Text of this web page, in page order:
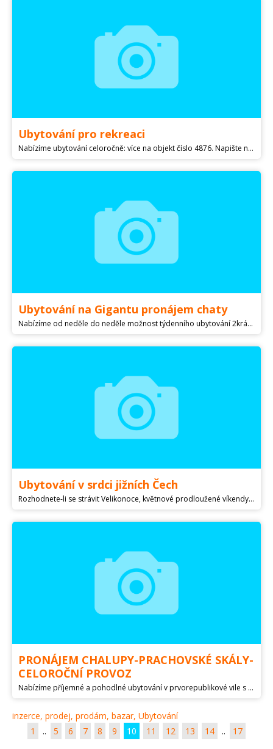
Ubytování pro rekreaci
Nabízíme ubytování celoročně: více na objekt číslo 4876. Napište nám nebo zavolejte!
Ubytování na Gigantu pronájem chaty
Nabízíme od neděle do neděle možnost týdenního ubytování 2krát pro 4osoby na jezeru Gigant, které se nachází v obci Malá Čeperka mezi Hradcem Králové a Pardubicemi. Vybavení :2krát pokoj se 4 mi lůžky každý s vlastním vchodem a koupelnou, WC, letní kuchyní, 2krát lednice, mikrovlnná trouba, SAT, TV, grilem a terasou. K dispozici :oblázková pláž s velkým molem, kanoe na vyjížďky, houpačkou a grilem. Ideální dovolená pro rodiny s dětmi, rybáře apod. Aktivity :koupání, rybaření, houbaření atd. V ceně ubytování jsou započítány lůžkoviny, ručníky, voda, elektřina, plyn, odpady a vybavení kuchyně. Domácí zde bydlí s rodinou trvale (žena a 13 létá dcera) ve vedlejším objektu s vlastním příslušenstvím.(Ani jeden neporušuje soukromí klientů)Domácí mazlíček vítám za poplatek 150 Kč na den. Přímo u objektu je možnost parkování na soukromém pozemku, objekt je celý oplocen včetně již popisované soukromé pláže. Restaurace je vzdálena 50 m od objektu, nákupní centrum 6 km, obchod s potravinami 3 km, vlakové a autobusové 1,5 km, vodní plocha 1,8 ha 0 m, les 0 m. V případě zájmu o rezervaci nutno složit 50 % nevratné zálohy na číslo účtu které vám zdělím po tel. Cena za týden jednoho pokoje činí 10500,-Kč, 375,-Kč osoba/den. V případě zájmu o rezervaci kontaktní osoba Milan : tel. .Cena za pobyt s ubytováním je určena pro 8 osob,případné další návštěvy ubytovaných budou spoplatněny 300,-Kč osoba a den včetně dětí, bez nároku na lůžko.
Ubytování v srdci jižních Čech
Rozhodnete-li se strávit Velikonoce, květnové prodloužené víkendy, dovolenou nebo jenom volný čas v jižních Čechách, nabízíme vám pobyt v Penzionu Rita na rozhraní českobudějovicka a třeboňska. Penzion je umístěn v samém srdci jižních Čech a to 9 km od Českých Budějovic směrem na Třeboň a Jindřichův Hradec. Čekají zde na Vás výlety do okolí, kde využijete cyklostezky nebo v dojezdové vzdálenosti autem do 50 km můžete navštívit několik zámků: Třeboň, Hluboká nad Vlavou + ZOO, Český Krumlov (Medvědí příkop), Jindřichův Hradec (Krýzovy jesličky, expozice gobelínů), Zámek Kratochvíle (nedaleké Holašovice), zhruba 14 km severozápadně od Jindřichova Hradce v nádherné jihočeské krajině se nachází zámek Červená Lhota. Hosté se mohou věnovat houbaření, po dohodě rybaření. Při pobytu (3x noc) máme do 9. 6. 2023 pro Vás připravenou 1x vstupenku do Wellnesscentrum Aqua Viva (Lázně Aurora Třeboň) a 15% sleva do Indické restaurace Tandoor v Českých Budějovicích. Ceny, slevy a rezervaci na ubytování najdete na v ceníku. Nabízíme 5 ubytovacích jednotek (apartmán 1 v přízemí: 1x 4lůžko + přistýlka a přebalovací pult, upravené pro ZTP, apartmán 3: 1x 4lůžko + přistýlka a přebalovací pult, pokoj 5: 1x manželská a jednolůžko + INFRASAUNA, pokoj 2: 3x jednolůžko, pokoj 4: 2x jednolůžko + přistýlka) vybavených vlastní kuchyní i vlastní koupelnu. Možnost parkování motorek v uzavřeném a uzamčeném prostoru.
PRONÁJEM CHALUPY-PRACHOVSKÉ SKÁLY-
CELOROČNÍ PROVOZ
Nabízíme příjemné a pohodlné ubytování v prvorepublikové vile s úžasnou dobovou atmosférou bývalé hájenky v samém srdci Prachovských skal,lokalita Český ráj. VILA PRACHOVKA se nachází téměř mezi skalami přímo pod známou skalní vyhlídkou Šikmá věž. Objekt pronajímáme pouze jako celek. Tento způsob rekreace je vhodný zejména pro skupiny spřátelených rodin s dětmi, horolezce, turisty, cykloturisty, manažerské týmy apod.VILA PRACHOVKA nabízí komfortní ubytování až pro 12 osob v celkem 5-ti ložnicích.Aktuální kalendář rezervací, volných termínů a více informací na facebook \"Vila Prachovka\".CENA UVEDENA ZA OSOBU/DEN MIMOSEZONU,JINAK 14000KČ/TÝDEN-mimo sezonu,28000Kč/TÝDEN-sezona,6000 Kč/víkend-mimosezona.
inzerce, prodej, prodám, bazar, Ubytování
1
.. 5 6 7 8 9 10 11 12 13 14 .. 17